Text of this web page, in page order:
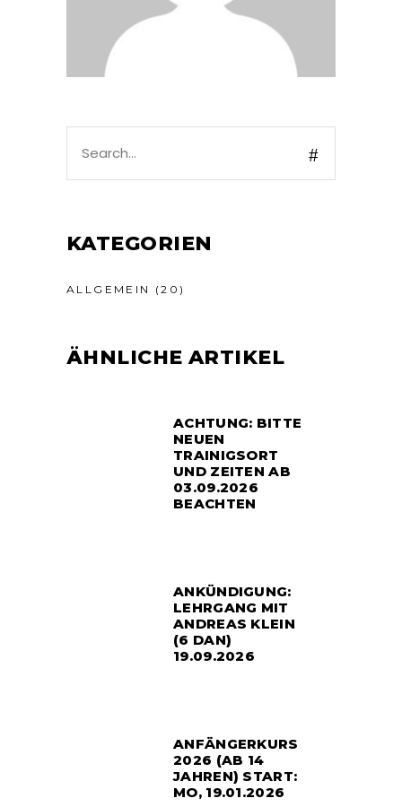
for:
KATEGORIEN
ALLGEMEIN (20)
ÄHNLICHE ARTIKEL
ACHTUNG: BITTE
NEUEN
TRAINIGSORT
UND ZEITEN AB
03.09.2026
BEACHTEN
ANKÜNDIGUNG:
LEHRGANG MIT
ANDREAS KLEIN
(6 DAN)
19.09.2026
ANFÄNGERKURS
2026 (AB 14
JAHREN) START:
MO, 19.01.2026